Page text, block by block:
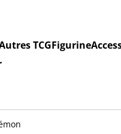
TCGFigurine